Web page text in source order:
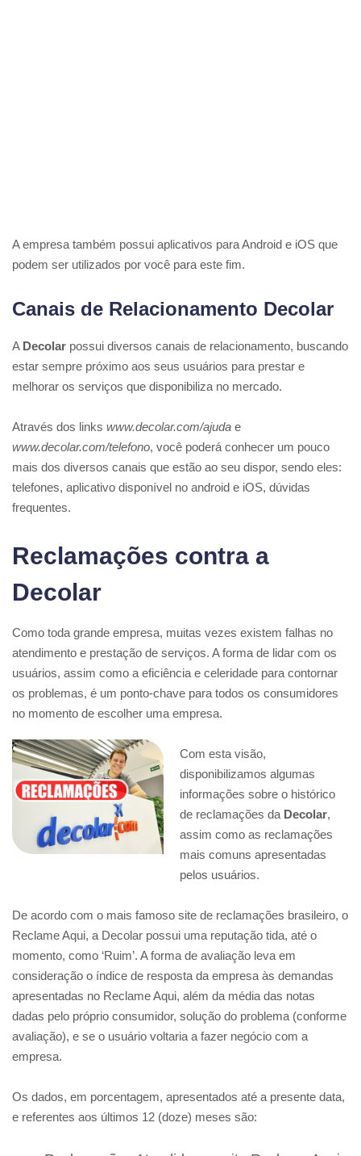
A empresa também possui aplicativos para Android e iOS que
podem ser utilizados por você para este fim.
Canais de Relacionamento Decolar
A Decolar possui diversos canais de relacionamento, buscando
estar sempre próximo aos seus usuários para prestar e
melhorar os serviços que disponibiliza no mercado.
Através dos links www.decolar.com/ajuda e
www.decolar.com/telefono, você poderá conhecer um pouco
mais dos diversos canais que estão ao seu dispor, sendo eles:
telefones, aplicativo disponível no android e iOS, dúvidas
frequentes.
Reclamações contra a
Decolar
Como toda grande empresa, muitas vezes existem falhas no
atendimento e prestação de serviços. A forma de lidar com os
usuários, assim como a eficiência e celeridade para contornar
os problemas, é um ponto-chave para todos os consumidores
no momento de escolher uma empresa.
Com esta visão,
disponibilizamos algumas
informações sobre o histórico
de reclamações da Decolar,
assim como as reclamações
mais comuns apresentadas
pelos usuários.
De acordo com o mais famoso site de reclamações brasileiro, o
Reclame Aqui, a Decolar possui uma reputação tida, até o
momento, como ‘Ruim’. A forma de avaliação leva em
consideração o índice de resposta da empresa às demandas
apresentadas no Reclame Aqui, além da média das notas
dadas pelo próprio consumidor, solução do problema (conforme
avaliação), e se o usuário voltaria a fazer negócio com a
empresa.
Os dados, em porcentagem, apresentados até a presente data,
e referentes aos últimos 12 (doze) meses são: